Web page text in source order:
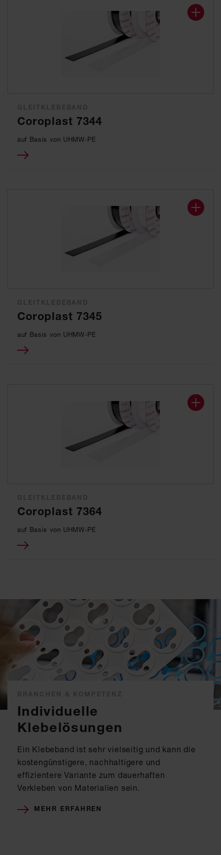
Coroplast 7344
auf Basis von UHMW-PE
Coroplast 7345
auf Basis von UHMW-PE
Coroplast 7364
auf Basis von UHMW-PE
Individuelle
Klebelösungen
Ein Klebeband ist sehr vielseitig und kann die
kostengünstigere, nachhaltigere und
effizientere Variante zum dauerhaften
Verkleben von Materialien sein.
MEHR ERFAHREN